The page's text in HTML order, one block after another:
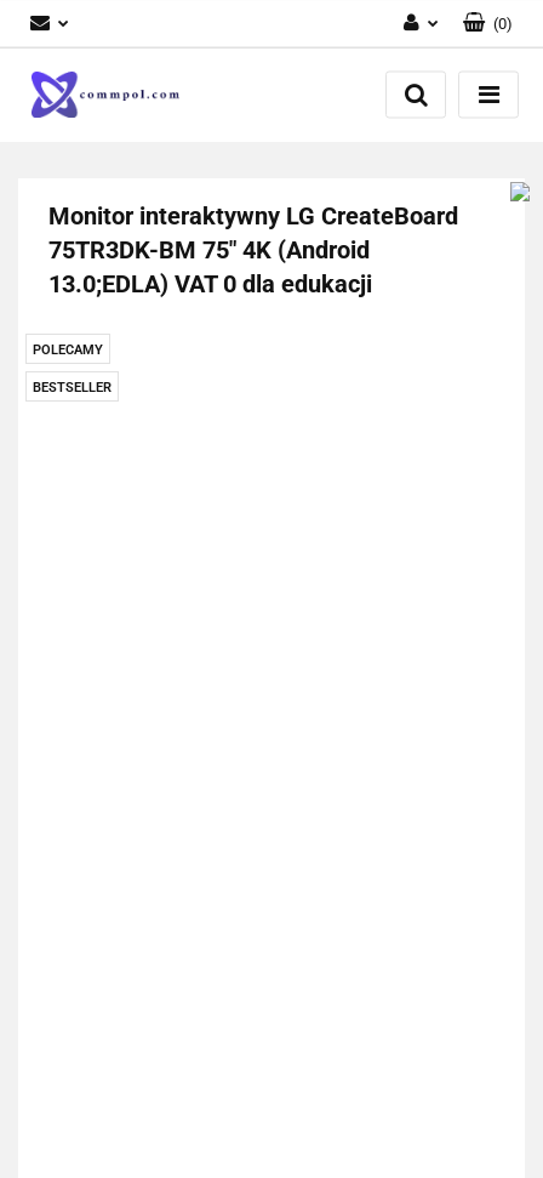
Zaloguj się
Zarejestruj się
(0)
Monitor interaktywny LG CreateBoard
75TR3DK-BM 75" 4K (Android
13.0;EDLA) VAT 0 dla edukacji
POLECAMY
BESTSELLER